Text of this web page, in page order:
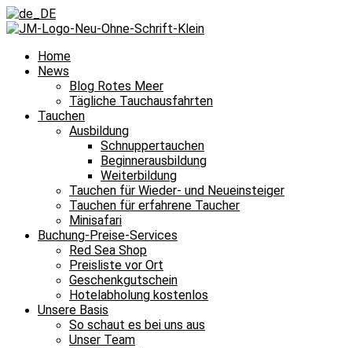
Home
News
Blog Rotes Meer
Tägliche Tauchausfahrten
Tauchen
Ausbildung
Schnuppertauchen
Beginnerausbildung
Weiterbildung
Tauchen für Wieder- und Neueinsteiger
Tauchen für erfahrene Taucher
Minisafari
Buchung-Preise-Services
Red Sea Shop
Preisliste vor Ort
Geschenkgutschein
Hotelabholung kostenlos
Unsere Basis
So schaut es bei uns aus
Unser Team